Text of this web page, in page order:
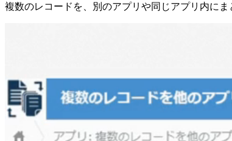
複数のレコードを、別のアプリや同じアプリ内に